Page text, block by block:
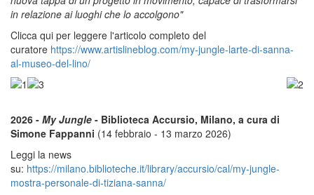
in relazione ai luoghi che lo accolgono"
Clicca qui per leggere l'articolo completo del
curatore https://www.artislineblog.com/my-jungle-larte-di-sanna-
al-museo-del-lino/
2026 - My Jungle - Biblioteca Accursio, Milano, a cura di
Simone Fappanni (14 febbraio - 13 marzo 2026)
Leggi la news
su: https://milano.biblioteche.it/library/accursio/cal/my-jungle-
mostra-personale-di-tiziana-sanna/